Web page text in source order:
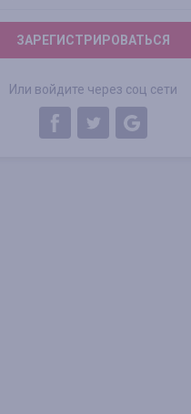
ЗАРЕГИСТРИРОВАТЬСЯ
Или войдите через соц сети